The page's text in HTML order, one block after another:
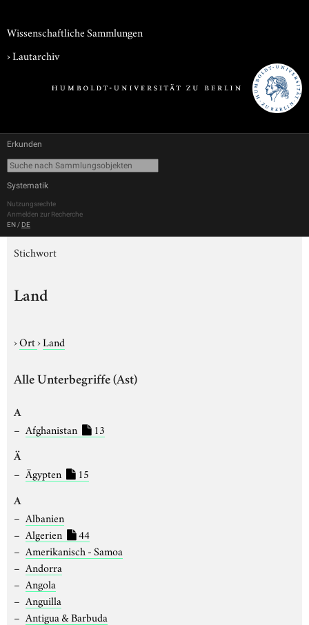
Wissenschaftliche Sammlungen
›Lautarchiv
Erkunden
Systematik
Nutzungsrechte
Anmelden zur Recherche
EN / DE
Stichwort
Land
›Ort›Land
Alle Unterbegriffe (Ast)
A
Afghanistan 13
Ä
Ägypten 15
A
Albanien
Algerien
44
Amerikanisch - Samoa
Andorra
Angola
Anguilla
Antigua & Barbuda